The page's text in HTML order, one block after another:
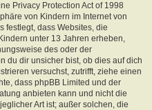
Privacy Protection Act of 1998
von Kindern im Internet von
festlegt, dass Websites, die
unter 13 Jahren erheben,
des oder der
du dir unsicher bist, ob dies auf dich
versuchst, zutrifft, ziehe einen
dass phpBB Limited und der
anbieten kann und nicht die
Art ist; außer solchen, die